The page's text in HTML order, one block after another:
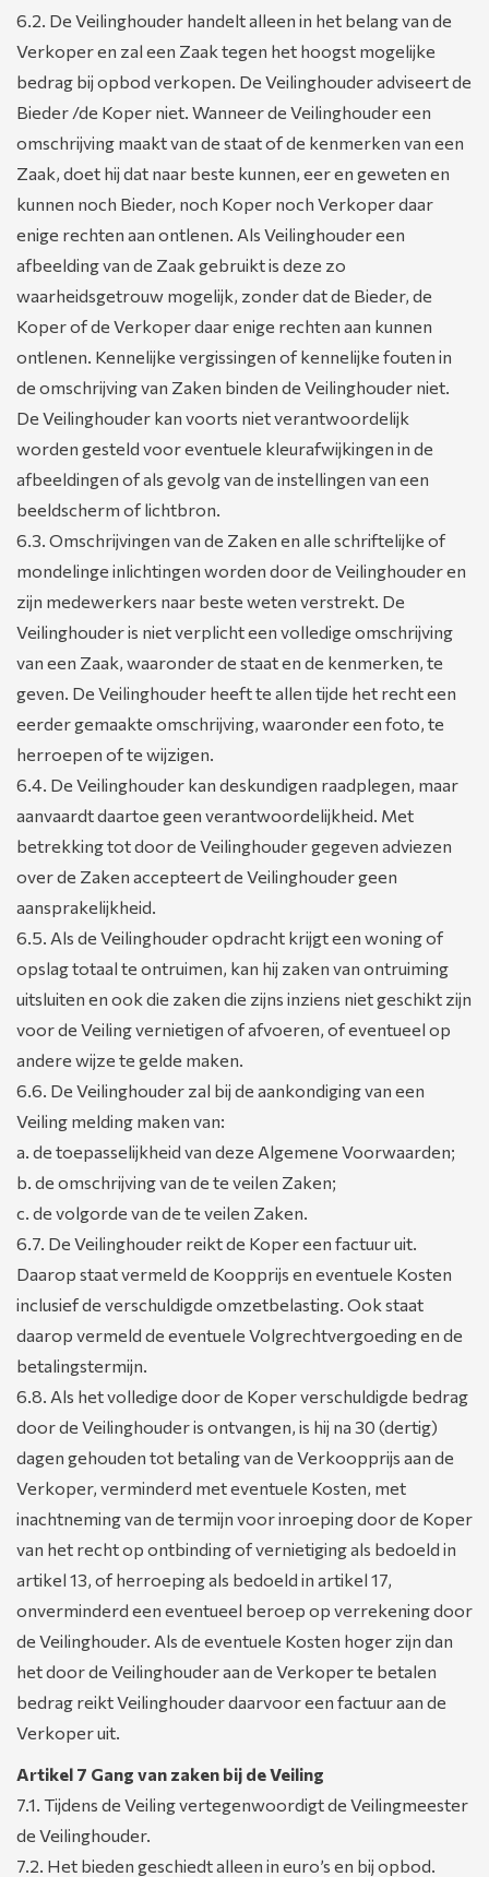
6.2. De Veilinghouder handelt alleen in het belang van de
Verkoper en zal een Zaak tegen het hoogst mogelijke
bedrag bij opbod verkopen. De Veilinghouder adviseert de
Bieder /de Koper niet. Wanneer de Veilinghouder een
omschrijving maakt van de staat of de kenmerken van een
Zaak, doet hij dat naar beste kunnen, eer en geweten en
kunnen noch Bieder, noch Koper noch Verkoper daar
enige rechten aan ontlenen. Als Veilinghouder een
afbeelding van de Zaak gebruikt is deze zo
waarheidsgetrouw mogelijk, zonder dat de Bieder, de
Koper of de Verkoper daar enige rechten aan kunnen
ontlenen. Kennelijke vergissingen of kennelijke fouten in
de omschrijving van Zaken binden de Veilinghouder niet.
De Veilinghouder kan voorts niet verantwoordelijk
worden gesteld voor eventuele kleurafwijkingen in de
afbeeldingen of als gevolg van de instellingen van een
beeldscherm of lichtbron.
6.3. Omschrijvingen van de Zaken en alle schriftelijke of
mondelinge inlichtingen worden door de Veilinghouder en
zijn medewerkers naar beste weten verstrekt. De
Veilinghouder is niet verplicht een volledige omschrijving
van een Zaak, waaronder de staat en de kenmerken, te
geven. De Veilinghouder heeft te allen tijde het recht een
eerder gemaakte omschrijving, waaronder een foto, te
herroepen of te wijzigen.
6.4. De Veilinghouder kan deskundigen raadplegen, maar
aanvaardt daartoe geen verantwoordelijkheid. Met
betrekking tot door de Veilinghouder gegeven adviezen
over de Zaken accepteert de Veilinghouder geen
aansprakelijkheid.
6.5. Als de Veilinghouder opdracht krijgt een woning of
opslag totaal te ontruimen, kan hij zaken van ontruiming
uitsluiten en ook die zaken die zijns inziens niet geschikt zijn
voor de Veiling vernietigen of afvoeren, of eventueel op
andere wijze te gelde maken.
6.6. De Veilinghouder zal bij de aankondiging van een
Veiling melding maken van:
a. de toepasselijkheid van deze Algemene Voorwaarden;
b. de omschrijving van de te veilen Zaken;
c. de volgorde van de te veilen Zaken.
6.7. De Veilinghouder reikt de Koper een factuur uit.
Daarop staat vermeld de Koopprijs en eventuele Kosten
inclusief de verschuldigde omzetbelasting. Ook staat
daarop vermeld de eventuele Volgrechtvergoeding en de
betalingstermijn.
6.8. Als het volledige door de Koper verschuldigde bedrag
door de Veilinghouder is ontvangen, is hij na 30 (dertig)
dagen gehouden tot betaling van de Verkoopprijs aan de
Verkoper, verminderd met eventuele Kosten, met
inachtneming van de termijn voor inroeping door de Koper
van het recht op ontbinding of vernietiging als bedoeld in
artikel 13, of herroeping als bedoeld in artikel 17,
onverminderd een eventueel beroep op verrekening door
de Veilinghouder. Als de eventuele Kosten hoger zijn dan
het door de Veilinghouder aan de Verkoper te betalen
bedrag reikt Veilinghouder daarvoor een factuur aan de
Verkoper uit.
Artikel 7 Gang van zaken bij de Veiling
7.1. Tijdens de Veiling vertegenwoordigt de Veilingmeester
de Veilinghouder.
7.2. Het bieden geschiedt alleen in euro’s en bij opbod.